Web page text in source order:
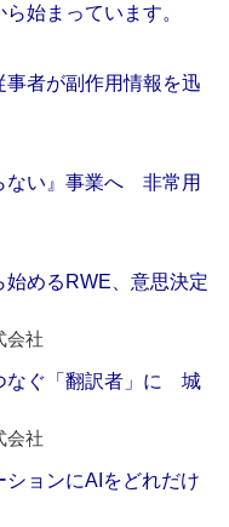
始まっています。
事者が副作用情報を迅
ない』事業へ 非常用
始めるRWE、意思決定
会社
なぐ「翻訳者」に 城
会社
ョンにAIをどれだけ